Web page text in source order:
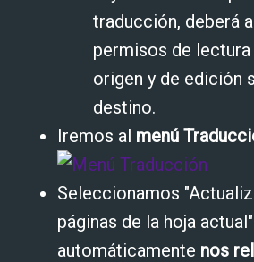
traducción, deberá
permisos de
origen y de edición
destino.
Iremos al menú
Seleccionamos
páginas de la hoja
automáticamente nos